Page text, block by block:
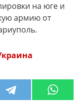
на юге и
армию от